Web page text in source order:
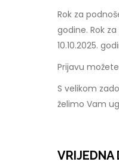
Rok za
godine. Rok
10.10.2025.
Prijavu
S velikom
želimo Vam
VRIJEDNA